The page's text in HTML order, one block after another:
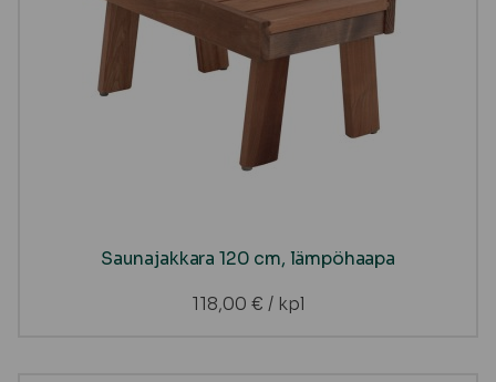
Saunajakkara 120 cm, lämpöhaapa
118,00 € / kpl